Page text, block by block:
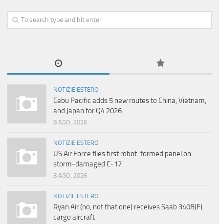
NOTIZIE ESTERO
Cebu Pacific adds 5 new routes to China, Vietnam,
and Japan for Q4 2026
8 AGO, 2026
NOTIZIE ESTERO
US Air Force flies first robot-formed panel on
storm-damaged C-17
8 AGO, 2026
NOTIZIE ESTERO
Ryan Air (no, not that one) receives Saab 340B(F)
cargo aircraft